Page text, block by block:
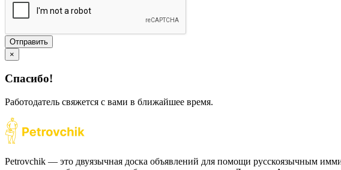
Отправить
×
Спасибо!
Работодатель свяжется с вами в ближайшее время.
Petrovchik — это двуязычная доска объявлений для помощи русскоязычным